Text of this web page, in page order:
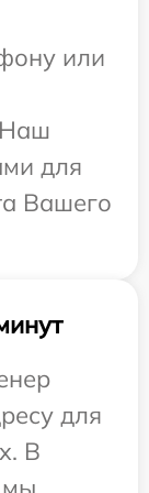
или
Наш
для
Вашего
для
В